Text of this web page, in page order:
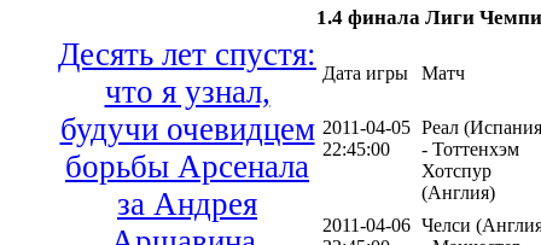
Десять лет спустя:
что я узнал,
будучи очевидцем
борьбы Арсенала
за Андрея
1.4 финала Лиги
Дата игры Матч
2011-04-05
22:45:00
Реал
- Тоттенхэм
Хотспур
(Англия)
2011-04-06 Челси